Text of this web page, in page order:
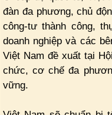
đàn đa phương, chủ
công-tư thành công,
doanh nghiệp và các
Việt Nam đề xuất tại
chức, cơ chế đa
vững.